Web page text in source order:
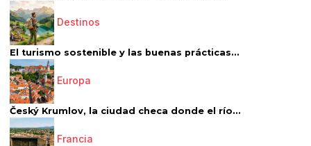
Destinos
El turismo sostenible y las buenas prácticas...
Europa
Český Krumlov, la ciudad checa donde el río...
Francia